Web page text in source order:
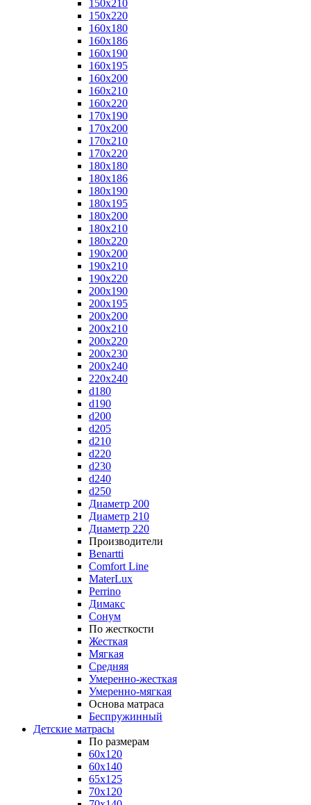
150x210
150x220
160x180
160x186
160x190
160x195
160x200
160x210
160x220
170x190
170x200
170x210
170x220
180x180
180x186
180x190
180x195
180x200
180x210
180x220
190x200
190x210
190x220
200x190
200x195
200x200
200x210
200x220
200x230
200x240
220x240
d180
d190
d200
d205
d210
d220
d230
d240
d250
Диаметр 200
Диаметр 210
Диаметр 220
Производители
Benartti
Comfort Line
MaterLux
Perrino
Димакс
Сонум
По жесткости
Жесткая
Мягкая
Средняя
Умеренно-жесткая
Умеренно-мягкая
Основа матраса
Беспружинный
Детские матрасы
По размерам
60x120
60x140
65x125
70x120